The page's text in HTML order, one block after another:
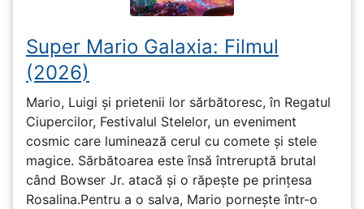
Super Mario Galaxia: Filmul
(2026)
Mario, Luigi și prietenii lor sărbătoresc, în Regatul
Ciupercilor, Festivalul Stelelor, un eveniment
cosmic care luminează cerul cu comete și stele
magice. Sărbătoarea este însă întreruptă brutal
când Bowser Jr. atacă și o răpește pe prinţesa
Rosalina.Pentru a o salva, Mario pornește într-o